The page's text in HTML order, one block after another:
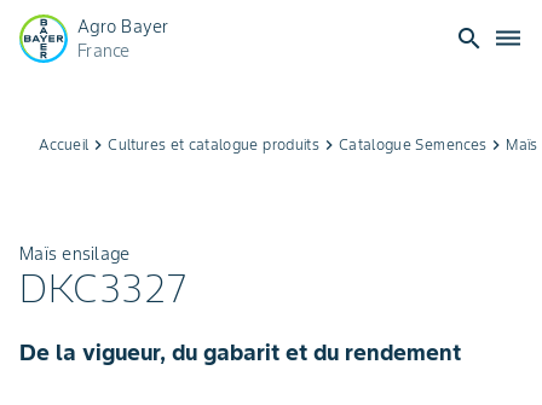
Agro Bayer
France
search dehaze
Accueil keyboard_arrow_rightCultures et catalogue produitskeyboard_arrow_right Catalogue Semences keyboard_arrow_right
Maïs ensilage
DKC3327
De la vigueur, du gabarit et du rendement